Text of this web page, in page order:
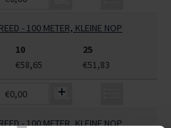
- 100 METER, KLEINE NOP
10
25
€58,65 €51,83
€0,00
- 100 METER, KLEINE NOP